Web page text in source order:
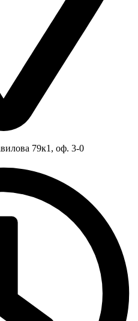
79к1, оф. 3-0